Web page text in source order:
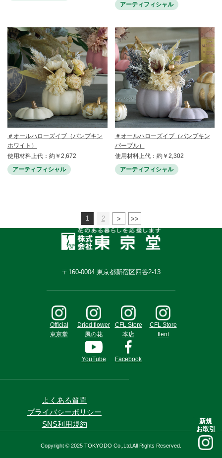
アーティフィシャル
＃オールハローズイブ（パンプキン
ホワイト）
使用材料上代：約￥2,672
アーティフィシャル
＃オールハローズイブ（パンプキン
パープル）
使用材料上代：約￥2,302
アーティフィシャル
1 2
新規
お取引
〒160-0004 東京都新宿区四谷2-13
Copyright © 2025 TOKYODO Co,.Ltd.All Rights Reserved.
Official
東京堂
Dried flower
風の花
CFL Store
本店
CFL Store
flent
YouTube Facebook
よくある質問
プライバシーポリシー
SNS利用規約